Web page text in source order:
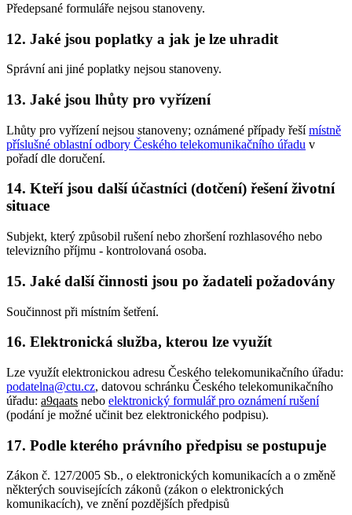
Předepsané formuláře nejsou stanoveny.
12. Jaké jsou poplatky a jak je lze uhradit
Správní ani jiné poplatky nejsou stanoveny.
13. Jaké jsou lhůty pro vyřízení
Lhůty pro vyřízení nejsou stanoveny; oznámené případy řešímístně
příslušné oblastní odbory Českého telekomunikačního úřadu v
pořadí dle doručení.
14. Kteří jsou další účastníci (dotčení) řešení životní
situace
Subjekt, který způsobil rušení nebo zhoršení rozhlasového nebo
televizního příjmu - kontrolovaná osoba.
15. Jaké další činnosti jsou po žadateli požadovány
Součinnost při místním šetření.
16. Elektronická služba, kterou lze využít
Lze využít elektronickou adresu Českého telekomunikačního úřadu:
podatelna@ctu.cz, datovou schránku Českého telekomunikačního
úřadu: a9qaats nebo elektronický formulář pro oznámení rušení
(podání je možné učinit bez elektronického podpisu).
17. Podle kterého právního předpisu se postupuje
Zákon č. 127/2005 Sb., o elektronických komunikacích a o změně
některých souvisejících zákonů (zákon o elektronických
komunikacích), ve znění pozdějších předpisů